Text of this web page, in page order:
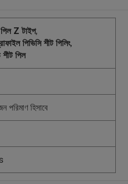
পিল Z টাইপ,
পিভিসি শীট পিলিং,
শীট পিল
পরিমাণ হিসাবে